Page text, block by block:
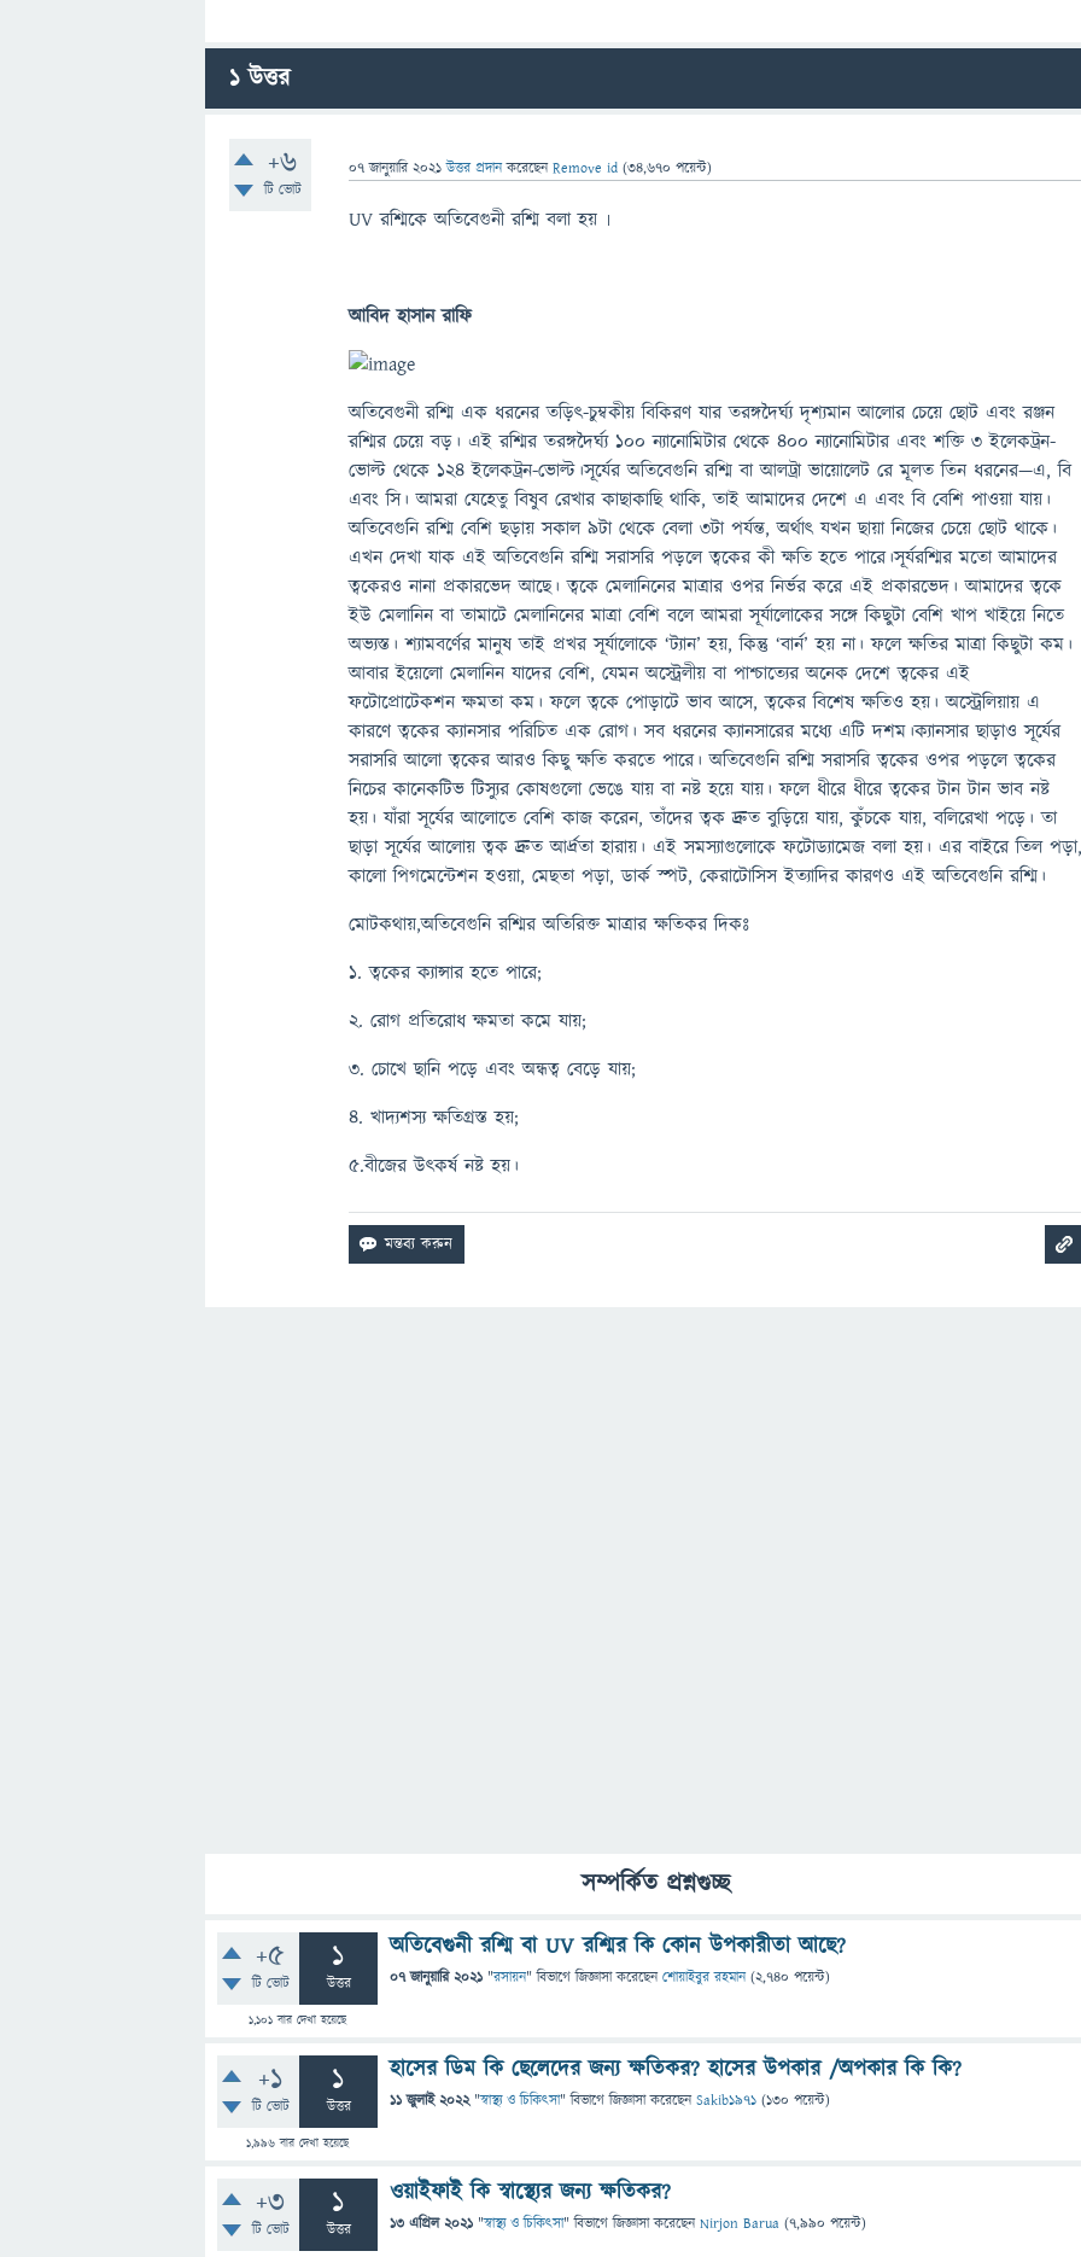
1উত্তর
+6
টি ভোট
07 জানুয়ারি 2021 উত্তর প্রদান করেছেনRemove id (34,670 পয়েন্ট)
UV রশ্মিকে অতিবেগুনী রশ্মি বলা হয় ৷
আবিদ হাসান রাফি
অতিবেগুনী রশ্মি এক ধরনের তড়িৎ-চুম্বকীয় বিকিরণ যার তরঙ্গদৈর্ঘ্য দৃশ্যমান আলোর চেয়ে ছোট এবং রঞ্জন
রশ্মির চেয়ে বড়। এই রশ্মির তরঙ্গদৈর্ঘ্য ১০০ ন্যানোমিটার থেকে ৪০০ ন্যানোমিটার এবং শক্তি ৩ ইলেকট্রন-
ভোল্ট থেকে ১২৪ ইলেকট্রন-ভোল্ট।সূর্যের অতিবেগুনি রশ্মি বা আলট্রা ভায়োলেট রে মূলত তিন ধরনের—এ, বি
এবং সি। আমরা যেহেতু বিষুব রেখার কাছাকাছি থাকি, তাই আমাদের দেশে এ এবং বি বেশি পাওয়া যায়।
অতিবেগুনি রশ্মি বেশি ছড়ায় সকাল ৯টা থেকে বেলা ৩টা পর্যন্ত, অর্থাৎ যখন ছায়া নিজের চেয়ে ছোট থাকে।
এখন দেখা যাক এই অতিবেগুনি রশ্মি সরাসরি পড়লে ত্বকের কী ক্ষতি হতে পারে।সূর্যরশ্মির মতো আমাদের
ত্বকেরও নানা প্রকারভেদ আছে। ত্বকে মেলানিনের মাত্রার ওপর নির্ভর করে এই প্রকারভেদ। আমাদের ত্বকে
ইউ মেলানিন বা তামাটে মেলানিনের মাত্রা বেশি বলে আমরা সূর্যালোকের সঙ্গে কিছুটা বেশি খাপ খাইয়ে নিতে
অভ্যস্ত। শ্যামবর্ণের মানুষ তাই প্রখর সূর্যালোকে ‘ট্যান’ হয়, কিন্তু ‘বার্ন’ হয় না। ফলে ক্ষতির মাত্রা কিছুটা কম।
আবার ইয়েলো মেলানিন যাদের বেশি, যেমন অস্ট্রেলীয় বা পাশ্চাত্যের অনেক দেশে ত্বকের এই
ফটোপ্রোটেকশন ক্ষমতা কম। ফলে ত্বকে পোড়াটে ভাব আসে, ত্বকের বিশেষ ক্ষতিও হয়। অস্ট্রেলিয়ায় এ
কারণে ত্বকের ক্যানসার পরিচিত এক রোগ। সব ধরনের ক্যানসারের মধ্যে এটি দশম।ক্যানসার ছাড়াও সূর্যের
সরাসরি আলো ত্বকের আরও কিছু ক্ষতি করতে পারে। অতিবেগুনি রশ্মি সরাসরি ত্বকের ওপর পড়লে ত্বকের
নিচের কানেকটিভ টিস্যুর কোষগুলো ভেঙে যায় বা নষ্ট হয়ে যায়। ফলে ধীরে ধীরে ত্বকের টান টান ভাব নষ্ট
হয়। যাঁরা সূর্যের আলোতে বেশি কাজ করেন, তাঁদের ত্বক দ্রুত বুড়িয়ে যায়, কুঁচকে যায়, বলিরেখা পড়ে। তা
ছাড়া সূর্যের আলোয় ত্বক দ্রুত আর্দ্রতা হারায়। এই সমস্যাগুলোকে ফটোড্যামেজ বলা হয়। এর বাইরে তিল
কালো পিগমেন্টেশন হওয়া, মেছতা পড়া, ডার্ক স্পট, কেরাটোসিস ইত্যাদির কারণও এই অতিবেগুনি রশ্মি।
মোটকথায়,অতিবেগুনি রশ্মির অতিরিক্ত মাত্রার ক্ষতিকর দিকঃ
১. ত্বকের ক্যান্সার হতে পারে;
২. রোগ প্রতিরোধ ক্ষমতা কমে যায়;
৩. চোখে ছানি পড়ে এবং অন্ধত্ব বেড়ে যায়;
৪. খাদ্যশস্য ক্ষতিগ্রস্ত হয়;
৫.বীজের উৎকর্ষ নষ্ট হয়।
সম্পর্কিত প্রশ্নগুচ্ছ
+5
টি ভোট
1
উত্তর
1,101 বার দেখা হয়েছে
অতিবেগুনী রশ্মি বা UV রশ্মির কি কোন উপকারীতা আছে?
07 জানুয়ারি 2021 "রসায়ন" বিভাগে জিজ্ঞাসাকরেছেনশোয়াইবুর রহমান (2,740 পয়েন্ট)
+1
টি ভোট
1
উত্তর
1,996 বার দেখা হয়েছে
হাসের ডিম কি ছেলেদের জন্য ক্ষতিকর? হাসের উপকার /অপকার কি কি?
11 জুলাই 2022 "স্বাস্থ্য ও চিকিৎসা" বিভাগে জিজ্ঞাসাকরেছেনSakib1971 (130 পয়েন্ট)
+3
টি ভোট
1
উত্তর
ওয়াইফাই কি স্বাস্থ্যের জন্য ক্ষতিকর?
13 এপ্রিল 2021 "স্বাস্থ্য ও চিকিৎসা" বিভাগে জিজ্ঞাসাকরেছেনNirjon Barua (7,990 পয়েন্ট)